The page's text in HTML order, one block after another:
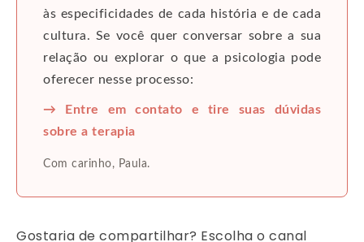
às especificidades de cada história e de cada
cultura. Se você quer conversar sobre a sua
relação ou explorar o que a psicologia pode
oferecer nesse processo:
→ Entre em contato e tire suas dúvidas
sobre a terapia
Com carinho, Paula.
Gostaria de compartilhar? Escolha o canal